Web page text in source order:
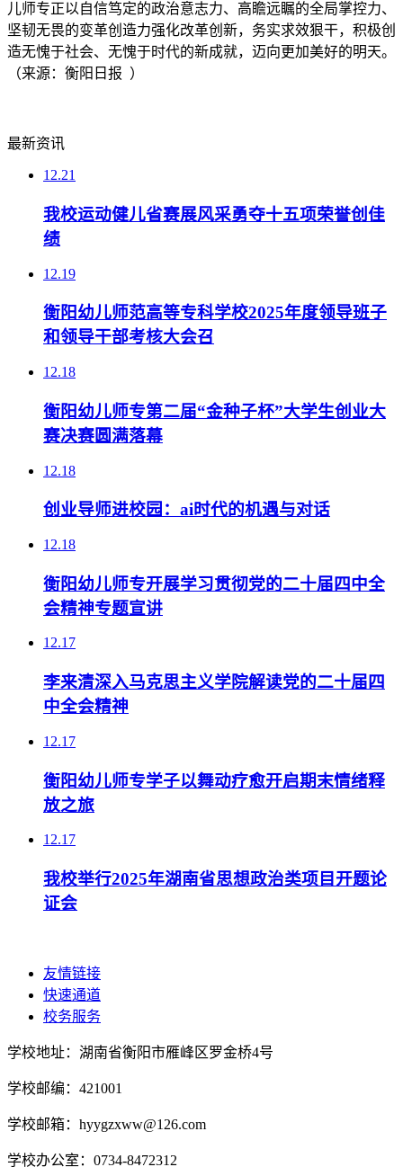
儿师专正以自信笃定的政治意志力、高瞻远瞩的全局掌控力、
坚韧无畏的变革创造力强化改革创新，务实求效狠干，积极创
造无愧于社会、无愧于时代的新成就，迈向更加美好的明天。
（来源：衡阳日报 ）
最新资讯
12.21
我校运动健儿省赛展风采勇夺十五项荣誉创佳
绩
12.19
衡阳幼儿师范高等专科学校2025年度领导班子
和领导干部考核大会召
12.18
衡阳幼儿师专第二届“金种子杯”大学生创业大
赛决赛圆满落幕
12.18
创业导师进校园：ai时代的机遇与对话
12.18
衡阳幼儿师专开展学习贯彻党的二十届四中全
会精神专题宣讲
12.17
李来清深入马克思主义学院解读党的二十届四
中全会精神
12.17
衡阳幼儿师专学子以舞动疗愈开启期末情绪释
放之旅
12.17
我校举行2025年湖南省思想政治类项目开题论
证会
友情链接
快速通道
校务服务
学校地址：湖南省衡阳市雁峰区罗金桥4号
学校邮编：421001
学校邮箱：hyygzxww@126.com
学校办公室：0734-8472312